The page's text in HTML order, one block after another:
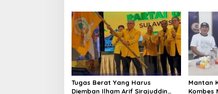
Tugas Berat Yang Harus
Diemban Ilham Arif Sirajuddin
Mantan
Kombes